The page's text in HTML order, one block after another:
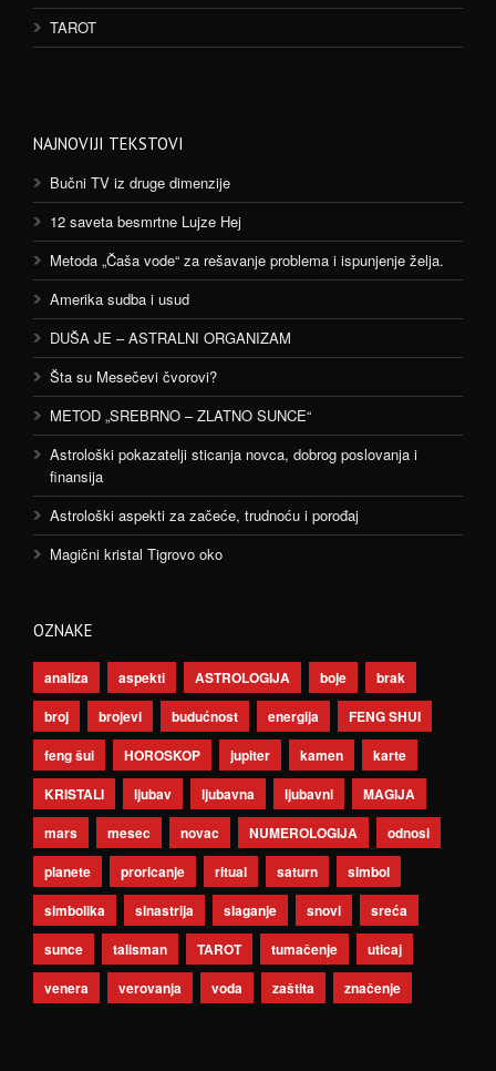
TAROT
NAJNOVIJI TEKSTOVI
Bučni TV iz druge dimenzije
12 saveta besmrtne Lujze Hej
Metoda „Čaša vode“ za rešavanje problema i ispunjenje želja.
Amerika sudba i usud
DUŠA JE – ASTRALNI ORGANIZAM
Šta su Mesečevi čvorovi?
METOD „SREBRNO – ZLATNO SUNCE“
Astrološki pokazatelji sticanja novca, dobrog poslovanja i
finansija
Astrološki aspekti za začeće, trudnoću i porođaj
Magični kristal Tigrovo oko
OZNAKE
analiza aspekti ASTROLOGIJA boje
brak
broj
brojevi budućnost energija
FENG SHUI
feng šui
HOROSKOP jupiter kamen
karte
KRISTALI
ljubav ljubavna ljubavni
MAGIJA
mars
mesec novac NUMEROLOGIJA
odnosi
planete
proricanje ritual saturn
simbol
simbolika
sinastrija slaganje snovi
sreća
sunce
talisman TAROT tumačenje
uticaj
venera
verovanja voda zaštita značenje